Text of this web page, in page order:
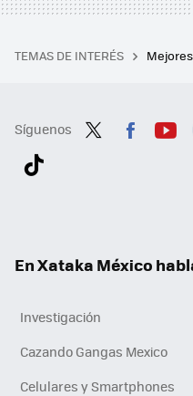
TEMAS DE INTERÉS
Síguenos
En Xataka México
Investigación
Cazando Gangas Mexico
Celulares y Smartphones